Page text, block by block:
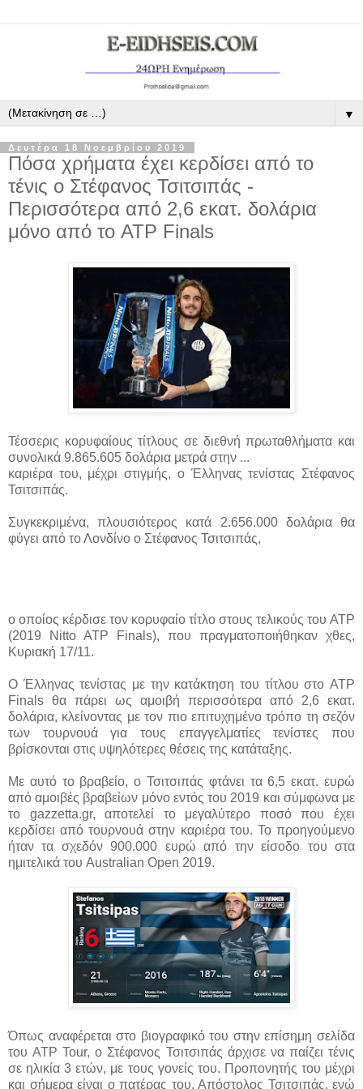
▼
Δευτέρα 18 Νοεμβρίου 2019
Πόσα χρήματα έχει κερδίσει από το
τένις ο Στέφανος Τσιτσιπάς -
Περισσότερα από 2,6 εκατ. δολάρια
μόνο από το ATP Finals
Τέσσερις κορυφαίους τίτλους σε διεθνή πρωταθλήματα και
συνολικά 9.865.605 δολάρια μετρά στην ...
καριέρα του, μέχρι στιγμής, ο Έλληνας τενίστας Στέφανος
Τσιτσιπάς.
Συγκεκριμένα, πλουσιότερος κατά 2.656.000 δολάρια θα
φύγει από το Λονδίνο ο Στέφανος Τσιτσιπάς,
ο οποίος κέρδισε τον κορυφαίο τίτλο στους τελικούς του ATP
(2019 Nitto ATP Finals), που πραγματοποιήθηκαν χθες,
Κυριακή 17/11.
Ο Έλληνας τενίστας με την κατάκτηση του τίτλου στο ATP
Finals θα πάρει ως αμοιβή περισσότερα από 2,6 εκατ.
δολάρια, κλείνοντας με τον πιο επιτυχημένο τρόπο τη σεζόν
των τουρνουά για τους επαγγελματίες τενίστες που
βρίσκονται στις υψηλότερες θέσεις της κατάταξης.
Με αυτό το βραβείο, ο Τσιτσιπάς φτάνει τα 6,5 εκατ. ευρώ
από αμοιβές βραβείων μόνο εντός του 2019 και σύμφωνα με
το gazzetta.gr, αποτελεί το μεγαλύτερο ποσό που έχει
κερδίσει από τουρνουά στην καριέρα του. Το προηγούμενο
ήταν τα σχεδόν 900.000 ευρώ από την είσοδο του στα
ημιτελικά του Australian Open 2019.
Όπως αναφέρεται στο βιογραφικό του στην επίσημη σελίδα
του ATP Tour, ο Στέφανος Τσιτσιπάς άρχισε να παίζει τένις
σε ηλικία 3 ετών, με τους γονείς του. Προπονητής του μέχρι
και σήμερα είναι ο πατέρας του, Απόστολος Τσιτσιπάς, ενώ